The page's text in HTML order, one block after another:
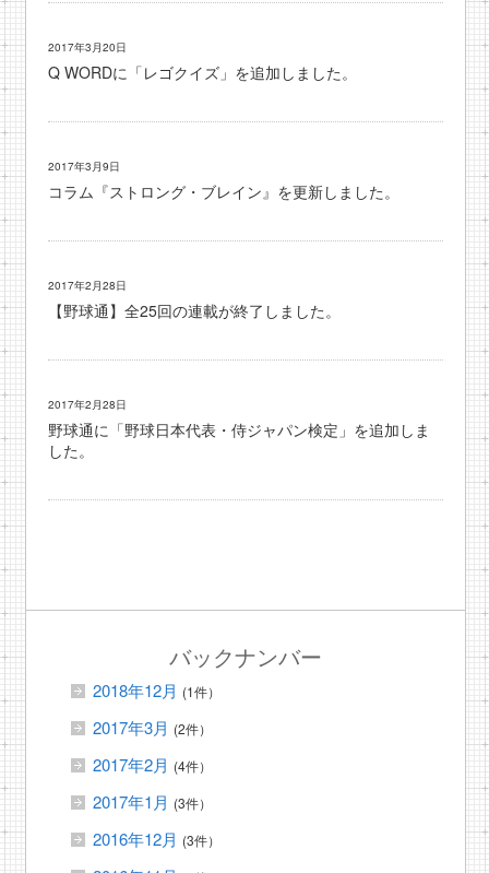
2017年3月20日
Q WORDに「レゴクイズ」を追加しました。
2017年3月9日
コラム『ストロング・ブレイン』を更新しました。
2017年2月28日
【野球通】全25回の連載が終了しました。
2017年2月28日
野球通に「野球日本代表・侍ジャパン検定」を追加しま
した。
バックナンバー
2018年12月 (1件）
2017年3月 (2件）
2017年2月 (4件）
2017年1月 (3件）
2016年12月 (3件）